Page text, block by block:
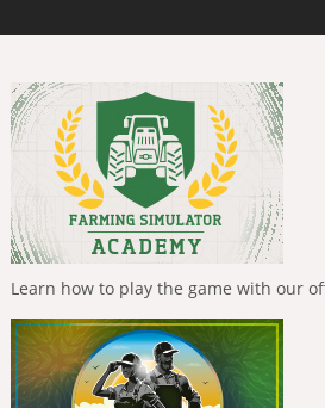
Learn how to play the game with our